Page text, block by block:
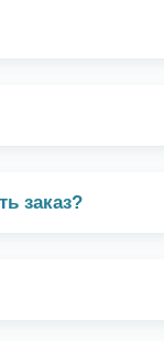
заказ?